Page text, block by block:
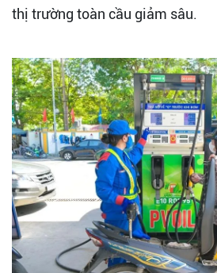
thị trường toàn cầu giảm sâu.